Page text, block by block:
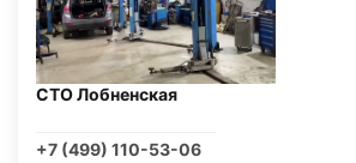
СТО Лобненская
+7 (499) 110-53-06